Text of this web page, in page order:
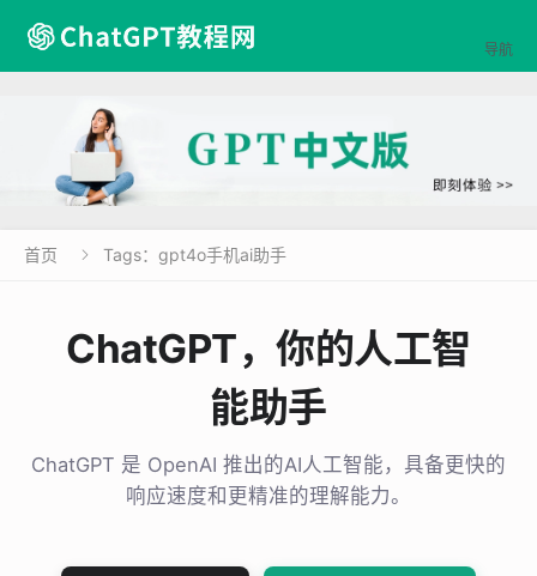
导航
首页  Tags：gpt4o手机ai助手
ChatGPT，你的人工智
能助手
ChatGPT 是 OpenAI 推出的AI人工智能，具备更快的
响应速度和更精准的理解能力。